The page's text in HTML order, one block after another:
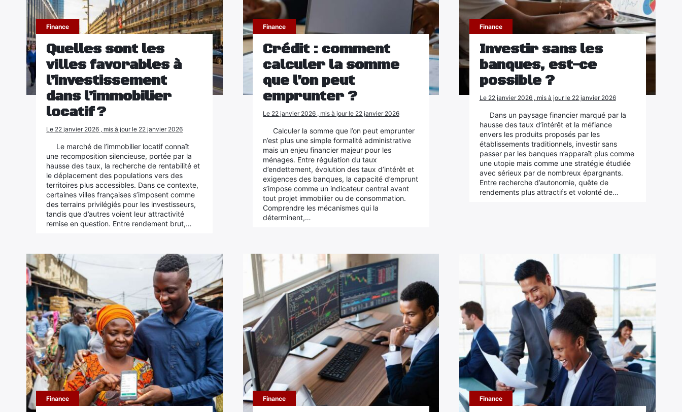
Finance
Quelles sont les
villes favorables à
l’investissement
dans l’immobilier
locatif ?
Le 22 janvier 2026 , mis à jour le 22 janvier 2026
Le marché de l’immobilier locatif connaît
une recomposition silencieuse, portée par la
hausse des taux, la recherche de rentabilité et
le déplacement des populations vers des
territoires plus accessibles. Dans ce contexte,
certaines villes françaises s’imposent comme
des terrains privilégiés pour les investisseurs,
tandis que d’autres voient leur attractivité
remise en question. Entre rendement brut,…
Finance
Crédit : comment
calculer la somme
que l’on peut
emprunter ?
Le 22 janvier 2026 , mis à jour le 22 janvier 2026
Calculer la somme que l’on peut emprunter
n’est plus une simple formalité administrative
mais un enjeu financier majeur pour les
ménages. Entre régulation du taux
d’endettement, évolution des taux d’intérêt et
exigences des banques, la capacité d’emprunt
s’impose comme un indicateur central avant
tout projet immobilier ou de consommation.
Comprendre les mécanismes qui la
déterminent,…
Finance
Investir sans les
banques, est-ce
possible ?
Le 22 janvier 2026 , mis à jour le 22 janvier 2026
Dans un paysage financier marqué par la
hausse des taux d’intérêt et la méfiance
envers les produits proposés par les
établissements traditionnels, investir sans
passer par les banques n’apparaît plus comme
une utopie mais comme une stratégie étudiée
avec sérieux par de nombreux épargnants.
Entre recherche d’autonomie, quête de
rendements plus attractifs et volonté de…
Finance Finance Finance